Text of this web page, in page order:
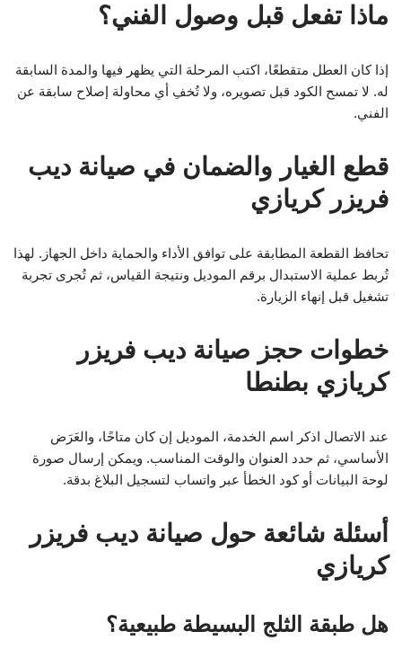
ماذا تفعل قبل وصول الفني؟
إذا كان العطل متقطعًا، اكتب المرحلة التي يظهر فيها والمدة السابقة
له. لا تمسح الكود قبل تصويره، ولا تُخفِ أي محاولة إصلاح سابقة عن
الفني.
قطع الغيار والضمان في صيانة ديب
فريزر كريازي
تحافظ القطعة المطابقة على توافق الأداء والحماية داخل الجهاز. لهذا
تُربط عملية الاستبدال برقم الموديل ونتيجة القياس، ثم تُجرى تجربة
تشغيل قبل إنهاء الزيارة.
خطوات حجز صيانة ديب فريزر
كريازي بطنطا
عند الاتصال اذكر اسم الخدمة، الموديل إن كان متاحًا، والعَرَض
الأساسي، ثم حدد العنوان والوقت المناسب. ويمكن إرسال صورة
لوحة البيانات أو كود الخطأ عبر واتساب لتسجيل البلاغ بدقة.
أسئلة شائعة حول صيانة ديب فريزر
كريازي
هل طبقة الثلج البسيطة طبيعية؟